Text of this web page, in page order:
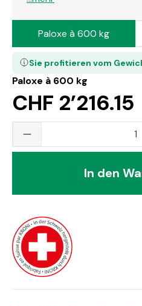
Paloxe à 600 kg
CHF 2’216.15
Sie profitieren vom
Paloxe à 600 kg
Produkt Anzahl:
In den